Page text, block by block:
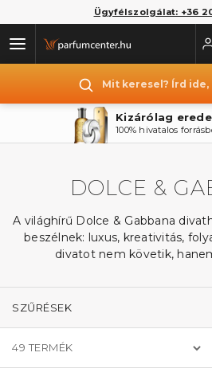
Ügyfélszolgálat: +36
Mit keresel? Írd
Akár
Már 2 parfüm
DOLCE &
A világhírű Dolce & Gabbana
beszélnek: luxus, kreativitás,
divatot nem követik,
SZŰRÉSEK
49 TERMÉK